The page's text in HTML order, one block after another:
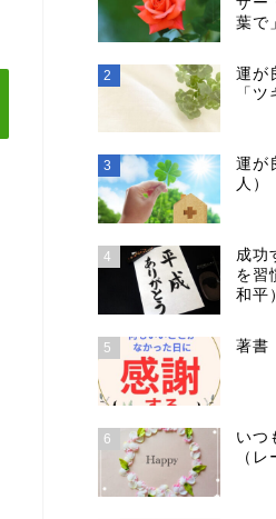
葉で
2
運が
「
3
運が
人）
4
成功
を習
和平
5 著書
6
いつ
（